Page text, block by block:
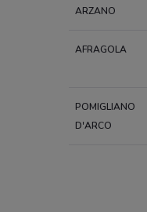
ARZANO
AFRAGOLA
POMIGLIANO
D'ARCO